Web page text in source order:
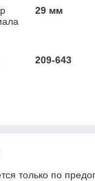
29 мм
209-643
только по